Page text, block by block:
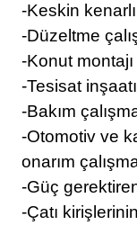
-Keskin
-Düzeltme
-Konut montajı
-Tesisat inşaatı
-Bakım
-Otomotiv ve
onarım
-Güç
-Çatı